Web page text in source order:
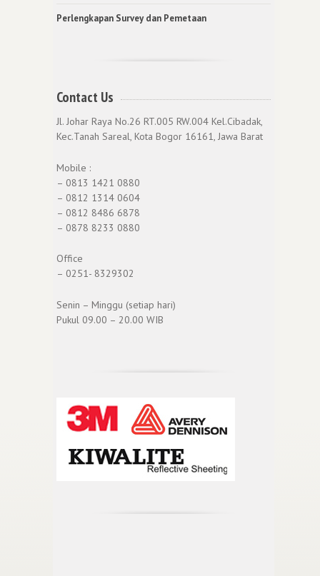
Perlengkapan Survey dan Pemetaan
Contact Us
Jl. Johar Raya No.26 RT.005 RW.004 Kel.Cibadak,
Kec.Tanah Sareal, Kota Bogor 16161, Jawa Barat
Mobile :
– 0813 1421 0880
– 0812 1314 0604
– 0812 8486 6878
– 0878 8233 0880
Office
– 0251- 8329302
Senin – Minggu (setiap hari)
Pukul 09.00 – 20.00 WIB